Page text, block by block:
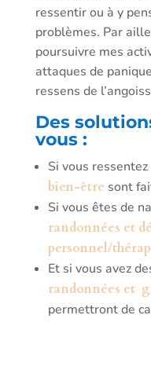
ressentir ou à y
problèmes. Par
poursuivre mes
attaques de
ressens de
Des
vous :
Si vous
bien-être sont
Si vous êtes de
randonnées et
personnel/
Et si vous avez
randonnées et
permettront de